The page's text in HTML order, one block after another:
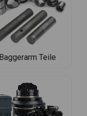
Baggerarm Teile